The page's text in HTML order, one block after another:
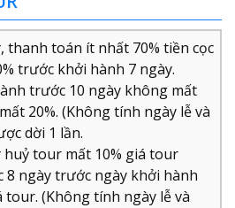
thanh toán ít nhất 70% tiền cọc
trước khởi hành 7 ngày.
trước 10 ngày không mất
20%. (Không tính ngày lễ và
dời 1 lần.
huỷ tour mất 10% giá tour
8 ngày trước ngày khởi hành
tour. (Không tính ngày lễ và